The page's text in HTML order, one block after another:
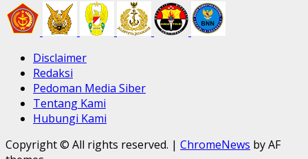
Disclaimer
Redaksi
Pedoman Media Siber
Tentang Kami
Hubungi Kami
Copyright © All rights reserved. | ChromeNews by AF